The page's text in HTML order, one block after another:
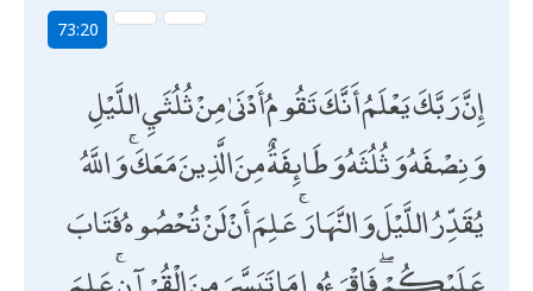
73:20
إِنَّ رَبَّكَ يَعْلَمُ أَنَّكَ تَقُومُ أَدْنَىٰ مِنْ ثُلُثَيِ اللَّيْلِ
وَنِصْفَهُ وَثُلُثَهُ وَطَائِفَةٌ مِنَ الَّذِينَ مَعَكَ ۚ وَاللَّهُ
يُقَدِّرُ اللَّيْلَ وَالنَّهَارَ ۚ عَلِمَ أَنْ لَنْ تُحْصُوهُ فَتَابَ